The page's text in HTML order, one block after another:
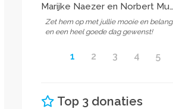
Marijke Naezer en Norbert Muijsson
Zet hem op met jullie mooie en
en een heel goede dag gewenst!
1 2 3 4 5
Top 3 donaties